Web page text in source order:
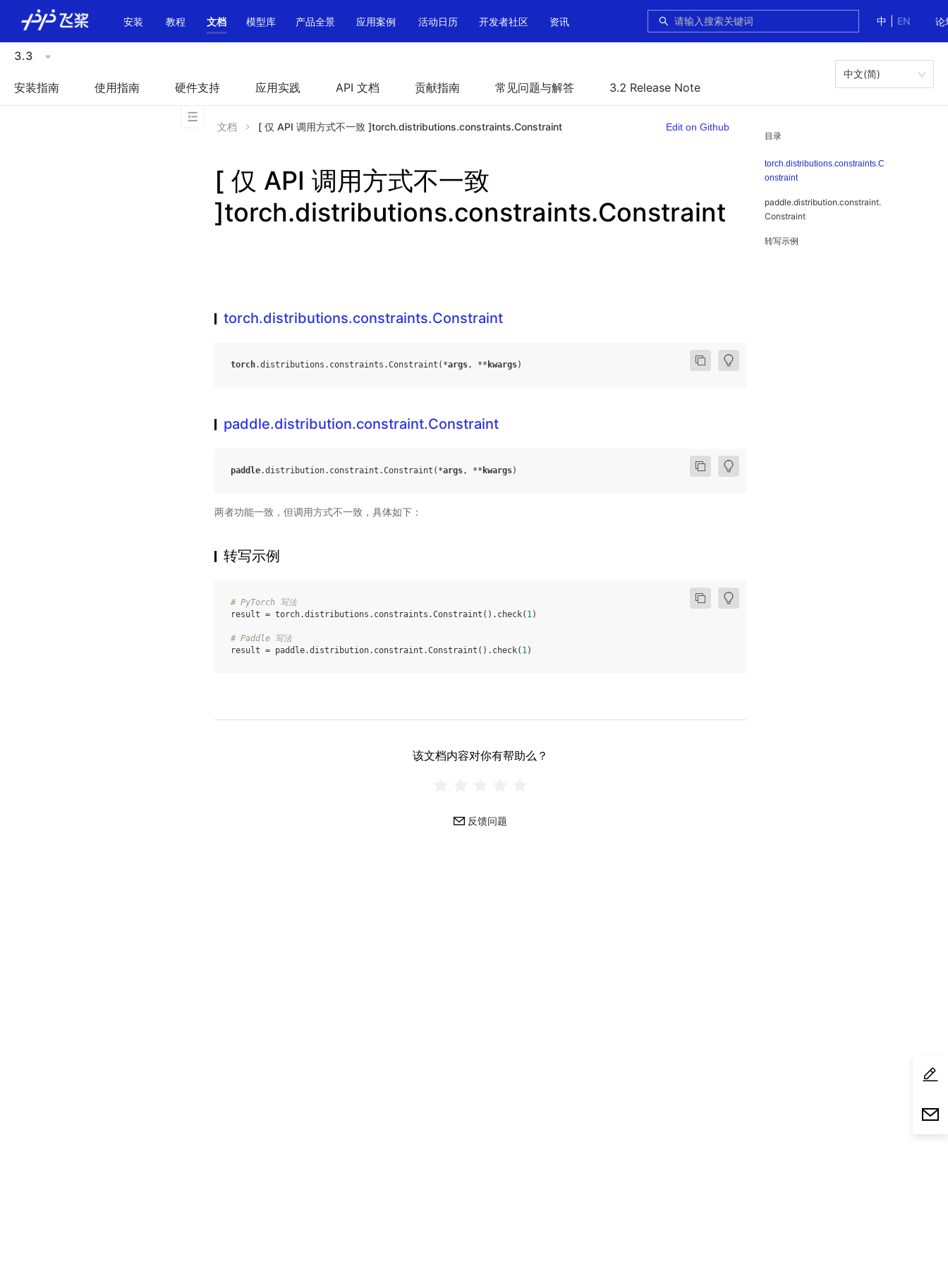
中
EN 论
安装 教程 文档 模型库 产品全景 应用案例 活动日历 开发者社区 资讯
3.3
安装指南 使用指南 硬件支持 应用实践 API 文档 贡献指南 常见问题与解答 3.2 Release Note
中文(简)
目录
torch.distributions.constraints.C
onstraint
paddle.distribution.constraint.
Constraint
转写示例
文档 [ 仅 API 调用方式不一致 ]torch.distributions.constraints.Constraint Edit on Github
[ 仅 API 调用方式不一致
]torch.distributions.constraints.Constraint
torch.distributions.constraints.Constraint
torch.distributions . constraints .Constraint ( *args, ** kwargs)
paddle.distribution.constraint.Constraint
paddle.distribution. constraint .Constraint ( *args, ** kwargs)
两者功能一致，但调用方式不一致，具体如下：
转写示例
# PyTorch 写法
result = torch.distributions . constraints .Constraint () . check( 1)
# Paddle 写法
result = paddle.distribution. constraint .Constraint () . check( 1)
该文档内容对你有帮助么？
反馈问题